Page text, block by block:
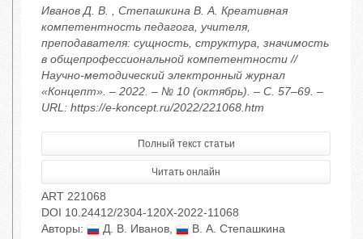
Иванов Д. В. , Степашкина В. А. Креативная
компетентность педагога, учителя,
преподавателя: сущность, структура, значимость
в общепрофессиональной компетентности //
Научно-методический электронный журнал
«Концепт». – 2022. – № 10 (октябрь). – С. 57–69. –
URL: https://e-koncept.ru/2022/221068.htm
Полный текст статьи
Читать онлайн
ART 221068
DOI 10.24412/2304-120X-2022-11068
Авторы:
Д. В. Иванов,
В. А. Степашкина